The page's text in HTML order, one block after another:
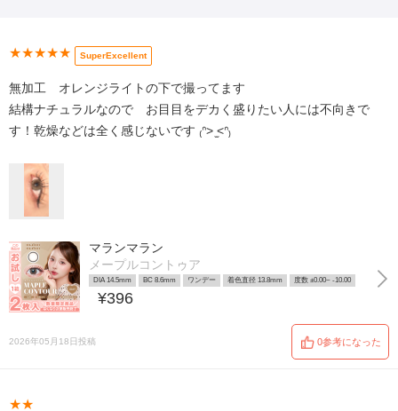
★★★★★ SuperExcellent
無加工 オレンジライトの下で撮ってます
結構ナチュラルなので お目目をデカく盛りたい人には不向きで
す！乾燥などは全く感じないです‬ ₍ᐢ> ̫<ᐢ₎
マランマラン
メープルコントゥア
DIA 14.5mm BC 8.6mm ワンデー 着色直径 13.8mm 度数 ±0.00~ -10.00
¥396
2026年05月18日投稿 0参考になった
★★